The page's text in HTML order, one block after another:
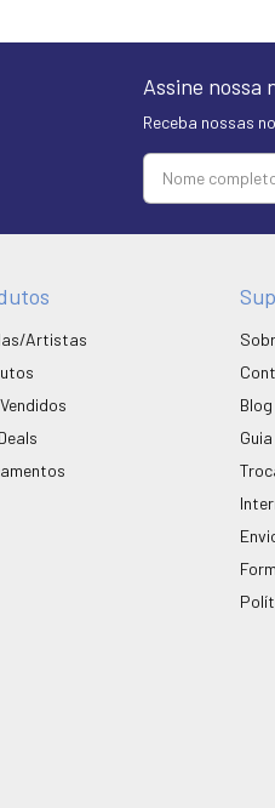
Assine nossa
Receba nossas
Artistas
Blog